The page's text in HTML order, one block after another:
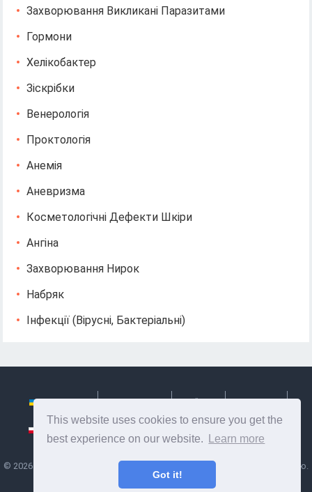
This website uses cookies to ensure you get the
best experience on our website.
Learn more
Got it!
Захворювання Викликані Паразитами
Гормони
Хелікобактер
Зіскрібки
Венерологія
Проктологія
Анемія
Аневризма
Косметологічні Дефекти Шкіри
Ангіна
Захворювання Нирок
Набряк
Інфекції (вірусні, Бактеріальні)
© 2026
- Корисна інформація та поради по догляду за собою.
Здоров'я, харчування та багато іншого.